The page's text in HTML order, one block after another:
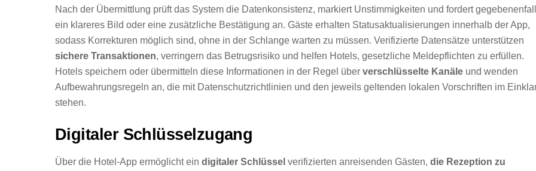
Nach der Übermittlung prüft das System die Datenkonsistenz, markiert Unstimmigkeiten und fordert
ein klareres Bild oder eine zusätzliche Bestätigung an. Gäste erhalten Statusaktualisierungen innerhalb der App,
sodass Korrekturen möglich sind, ohne in der Schlange warten zu müssen. Verifizierte Datensätze unterstützen
sichere Transaktionen, verringern das Betrugsrisiko und helfen Hotels, gesetzliche Meldepflichten zu erfüllen.
Hotels speichern oder übermitteln diese Informationen in der Regel über verschlüsselte Kanäle und wenden
Aufbewahrungsregeln an, die mit Datenschutzrichtlinien und den jeweils geltenden lokalen Vorschriften im
stehen.
Digitaler Schlüsselzugang
Über die Hotel-App ermöglicht ein digitaler Schlüssel verifizierten anreisenden Gästen, die Rezeption zu